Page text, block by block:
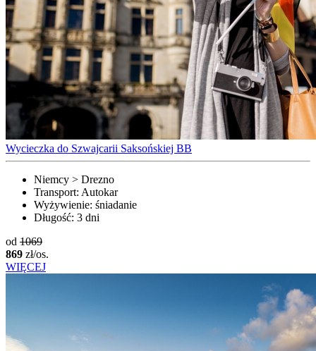
Wycieczka do Szwajcarii Saksońskiej BB
Niemcy > Drezno
Transport: Autokar
Wyżywienie: śniadanie
Długość: 3 dni
od 1069
869 zł/os.
WIĘCEJ